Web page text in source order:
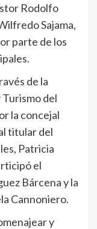
Rodolfo
Sajama,
parte de los
de la
del
la concejal
titular del
Patricia
el
Bárcena y la
Cannoniero.
y